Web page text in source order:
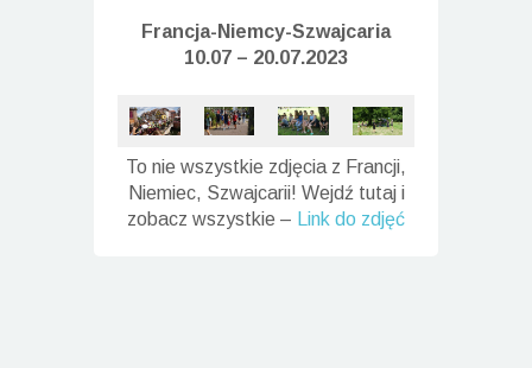
Francja-Niemcy-Szwajcaria
10.07 – 20.07.2023
To nie wszystkie zdjęcia z Francji,
Niemiec, Szwajcarii! Wejdź tutaj i
zobacz wszystkie –
Link do zdjęć